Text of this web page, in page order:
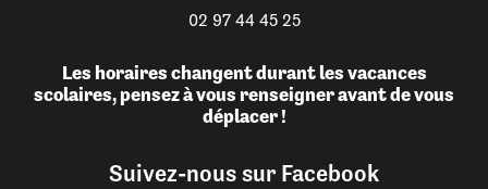
02 97 44 45 25
Les horaires changent durant les vacances
scolaires, pensez à vous renseigner avant de vous
déplacer !
Suivez-nous sur Facebook